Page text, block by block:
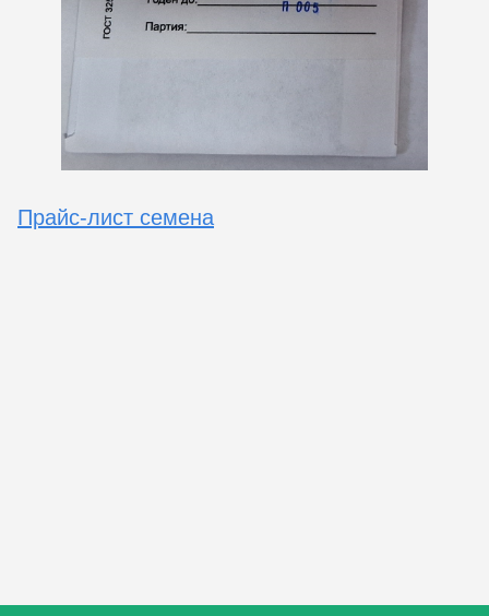
Прайс-лист семена